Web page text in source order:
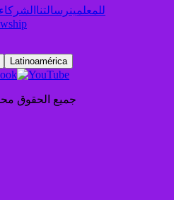
للمعلمينرسالتنا الشركاء
Latinoamérica
جميع الحقوق